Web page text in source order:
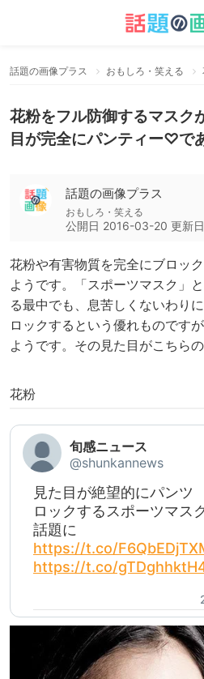
話題の画像プラス おもしろ・笑える
花粉をフル防御するマスク
目が完全にパンティー♡で
話題の画像プラス
おもしろ・笑える
公開日 2016-03-20 更新日
花粉や有害物質を完全にブロッ
ようです。「スポーツマスク」
る最中でも、息苦しくないわり
ロックするという優れものです
ようです。その見た目がこちらの
花粉
旬感ニュース
@shunkannews
見た目が絶望的にパン
ロックするスポーツマス
話題に
https://t.co/
https://t.co/